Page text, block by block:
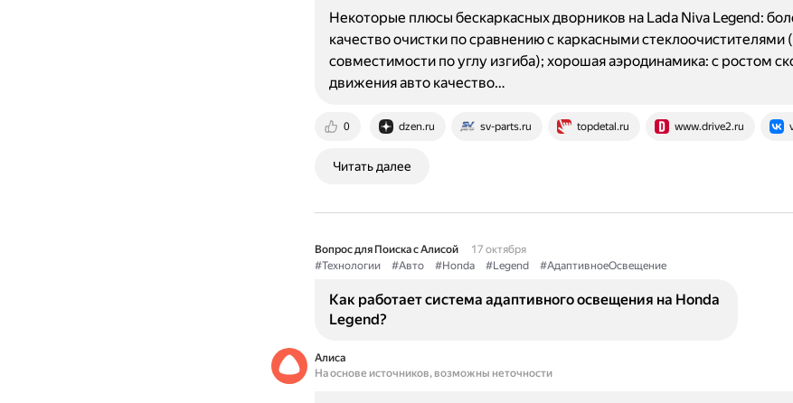
0 dzen.ru sv-parts.ru topdetal.ru www.drive2.ru
Некоторые плюсы бескаркасных дворников на Lada Niva Legend:
качество очистки по сравнению с каркасными стеклоочистителями
совместимости по углу изгиба); хорошая аэродинамика: с ростом
движения авто качество…
Читать далее
Вопрос для Поиска с Алисой
17 октября
#Технологии
#Авто #Honda #Legend #АдаптивноеОсвещение
Как работает система адаптивного освещения на Honda
Legend?
Алиса
На основе источников, возможны неточности